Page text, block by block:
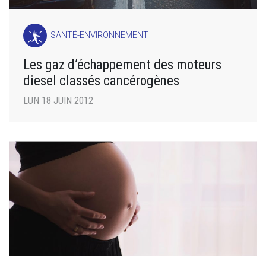
SANTÉ-ENVIRONNEMENT
Les gaz d’échappement des moteurs
diesel classés cancérogènes
LUN 18 JUIN 2012